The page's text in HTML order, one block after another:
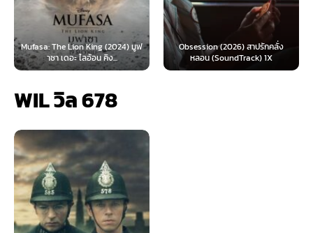
The Lion King (2024) มูฟ
าซา เดอะ ไลอ้อน คิง...
Obsession (2026) สาปรักคลั่ง
หลอน (SoundTrack) 1X
Survive
WIL วิล 678